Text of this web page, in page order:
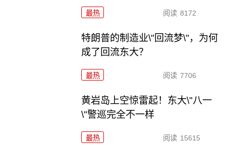
最热 阅读 8172
特朗普的制造业\"回流梦\"，为何
成了回流东大？
最热 阅读 7706
黄岩岛上空惊雷起！东大\"八一
\"警巡完全不一样
最热 阅读 15615